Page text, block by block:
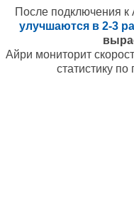
После подключения к
улучшаются в 2-3
Айри мониторит
статистику